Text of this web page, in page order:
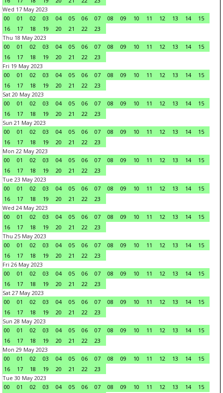
Wed 17 May 2023
00
01 02 03 04 05 06 07 08 09 10 11 12 13 14
15
16
17 18 19 20 21 22
23
Thu 18 May 2023
00
01 02 03 04 05 06 07 08 09 10 11 12 13 14
15
16
17 18 19 20 21 22
23
Fri 19 May 2023
00
01 02 03 04 05 06 07 08 09 10 11 12 13 14
15
16
17 18 19 20 21 22
23
Sat 20 May 2023
00
01 02 03 04 05 06 07 08 09 10 11 12 13 14
15
16
17 18 19 20 21 22
23
Sun 21 May 2023
00
01 02 03 04 05 06 07 08 09 10 11 12 13 14
15
16
17 18 19 20 21 22
23
Mon 22 May 2023
00
01 02 03 04 05 06 07 08 09 10 11 12 13 14
15
16
17 18 19 20 21 22
23
Tue 23 May 2023
00
01 02 03 04 05 06 07 08 09 10 11 12 13 14
15
16
17 18 19 20 21 22
23
Wed 24 May 2023
00
01 02 03 04 05 06 07 08 09 10 11 12 13 14
15
16
17 18 19 20 21 22
23
Thu 25 May 2023
00
01 02 03 04 05 06 07 08 09 10 11 12 13 14
15
16
17 18 19 20 21 22
23
Fri 26 May 2023
00
01 02 03 04 05 06 07 08 09 10 11 12 13 14
15
16
17 18 19 20 21 22
23
Sat 27 May 2023
00
01 02 03 04 05 06 07 08 09 10 11 12 13 14
15
16
17 18 19 20 21 22
23
Sun 28 May 2023
00
01 02 03 04 05 06 07 08 09 10 11 12 13 14
15
16
17 18 19 20 21 22
23
Mon 29 May 2023
00
01 02 03 04 05 06 07 08 09 10 11 12 13 14
15
16
17 18 19 20 21 22
23
Tue 30 May 2023
00
01 02 03 04 05 06 07 08 09 10 11 12 13 14
15